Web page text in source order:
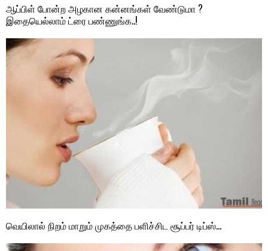
ஆப்பிள் போன்ற அழகான கன்னங்கள் வேண்டுமா ?
இதையெல்லாம் ட்ரை பண்ணுங்க..!
வெயிலால் நிறம் மாறும் முகத்தை பளிச்சிட சூப்பர் டிப்ஸ்…